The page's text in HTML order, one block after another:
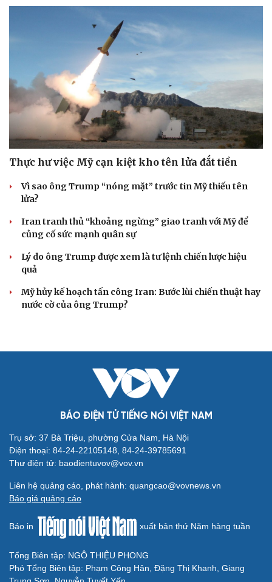
Thực hư việc Mỹ cạn kiệt kho tên lửa đắt tiền
Vì sao ông Trump “nóng mặt” trước tin Mỹ thiếu tên
lửa?
Iran tranh thủ “khoảng ngừng” giao tranh với Mỹ để
củng cố sức mạnh quân sự
Lý do ông Trump được xem là tư lệnh chiến lược hiệu
quả
Mỹ hủy kế hoạch tấn công Iran: Bước lùi chiến thuật hay
nước cờ của ông Trump?
BÁO ĐIỆN TỬ TIẾNG NÓI VIỆT NAM
Trụ sở: 37 Bà Triệu, phường Cửa Nam, Hà Nội
Điện thoại: 84-24-22105148, 84-24-39785691
Thư điện tử: baodientuvov@vov.vn
Liên hệ quảng cáo, phát hành: quangcao@vovnews.vn
Báo giá quảng cáo
Báo in xuất bản thứ Năm hàng tuần
Tổng Biên tập: NGÔ THIỆU PHONG
Phó Tổng Biên tập: Phạm Công Hân, Đặng Thị Khanh, Giang